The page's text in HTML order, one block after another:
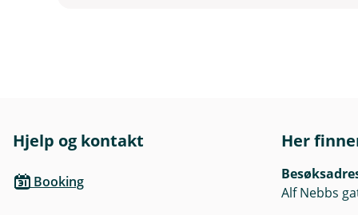
Hjelp og kontakt
Booking
Her
Alf Nebbs